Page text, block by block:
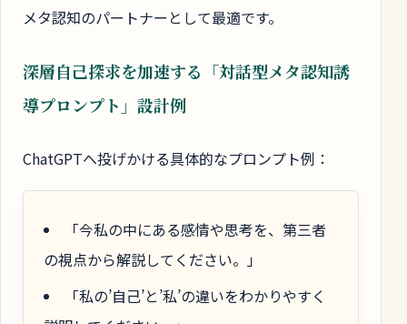
メタ認知のパートナーとして最適です。
深層自己探求を加速する「対話型メタ認知誘
導プロンプト」設計例
ChatGPTへ投げかける具体的なプロンプト例：
「今私の中にある感情や思考を、第三者
の視点から解説してください。」
「私の’自己’と’私’の違いをわかりやすく